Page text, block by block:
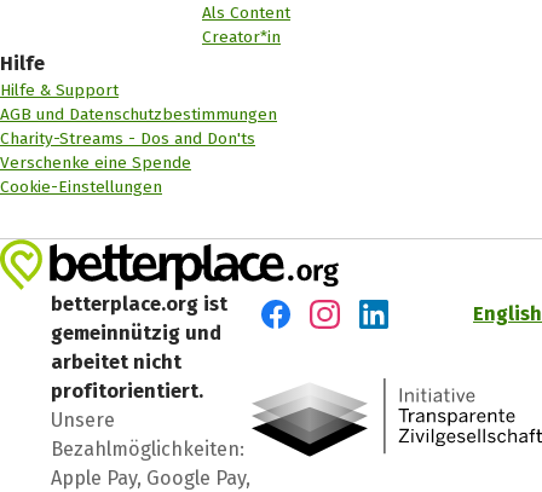
Als Content
Creator*in
Hilfe
Hilfe & Support
AGB und Datenschutzbestimmungen
Charity-Streams - Dos and Don'ts
Verschenke eine Spende
Cookie-Einstellungen
betterplace.org ist
gemeinnützig und
arbeitet nicht
profitorientiert.
Unsere
Bezahlmöglichkeiten:
Apple Pay, Google Pay,
English